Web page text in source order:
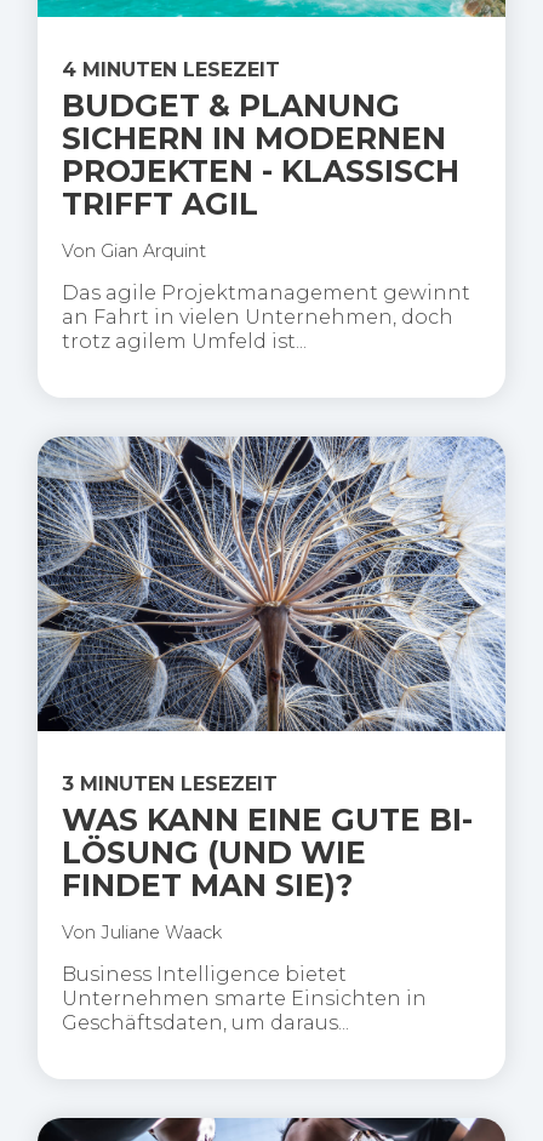
4 MINUTEN LESEZEIT
BUDGET & PLANUNG
SICHERN IN MODERNEN
PROJEKTEN - KLASSISCH
TRIFFT AGIL
Von Gian Arquint
Das agile Projektmanagement gewinnt
an Fahrt in vielen Unternehmen, doch
trotz agilem Umfeld ist...
3 MINUTEN LESEZEIT
WAS KANN EINE GUTE BI-
LÖSUNG (UND WIE
FINDET MAN SIE)?
Von Juliane Waack
Business Intelligence bietet
Unternehmen smarte Einsichten in
Geschäftsdaten, um daraus...